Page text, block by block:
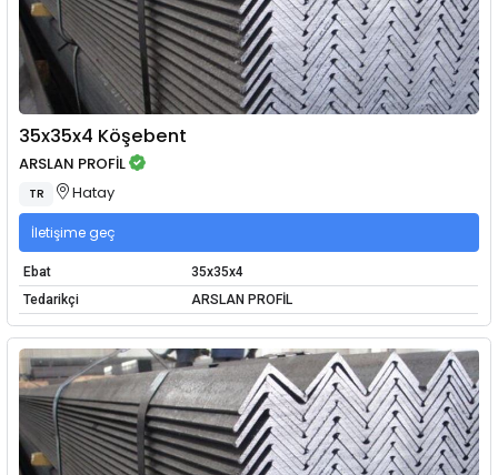
35x35x4 Köşebent
ARSLAN PROFİL
TR Hatay
İletişime geç
Ebat
35x35x4
Tedarikçi
ARSLAN PROFİL